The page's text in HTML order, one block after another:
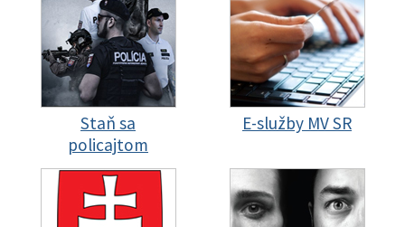
Staň sa
policajtom
E-služby MV SR